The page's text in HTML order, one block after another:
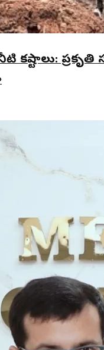
కష్టాలు: ప్రకృతి